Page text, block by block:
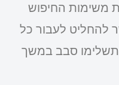
משימות החיפוש
להחליט לעבור כל
סבב במשך